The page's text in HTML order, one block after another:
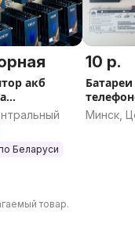
акб
DEJI
Samsung
Беларуси
10 р.
Минск,
товар.